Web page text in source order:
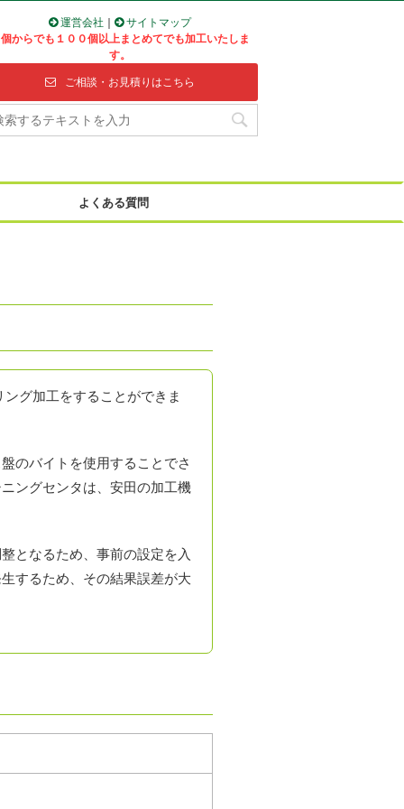
運営会社 ｜
サイトマップ
個からでも１００個以上まとめてでも加工いたしま
す。
ご相談・お見積りはこちら
よくある質問
グ加工をすることができま
のバイトを使用することでさ
ングセンタは、安田の加工機
となるため、事前の設定を入
するため、その結果誤差が大